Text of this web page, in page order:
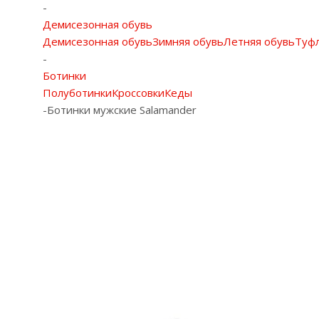
-
Демисезонная обувь
Демисезонная обувьЗимняя обувьЛетняя обувь
-
Ботинки
ПолуботинкиКроссовкиКеды
-Ботинки мужские Salamander